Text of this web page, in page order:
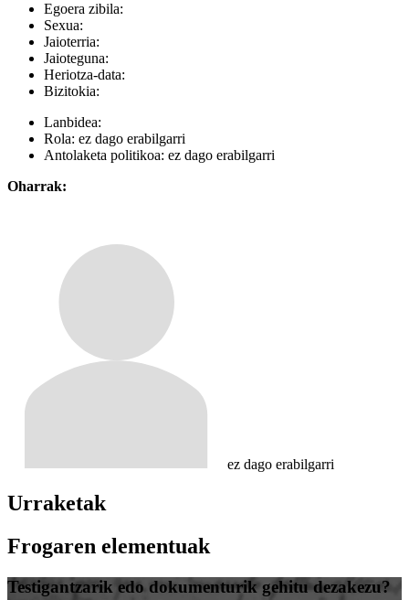
Egoera zibila:
Sexua:
Jaioterria:
Jaioteguna:
Heriotza-data:
Bizitokia:
Lanbidea:
Rola: ez dago erabilgarri
Antolaketa politikoa: ez dago erabilgarri
Oharrak:
ez dago erabilgarri
Urraketak
Frogaren elementuak
Testigantzarik edo dokumenturik gehitu dezakezu?